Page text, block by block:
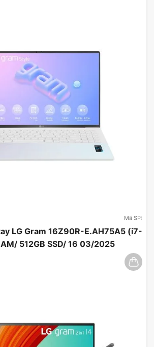
trong công việc và giải trí. Hãy
biệt mà LG Gram 17Z90S-
Mã SP:
LG Gram 16Z90R-E.AH75A5 (i7-
512GB SSD/ 16 03/2025